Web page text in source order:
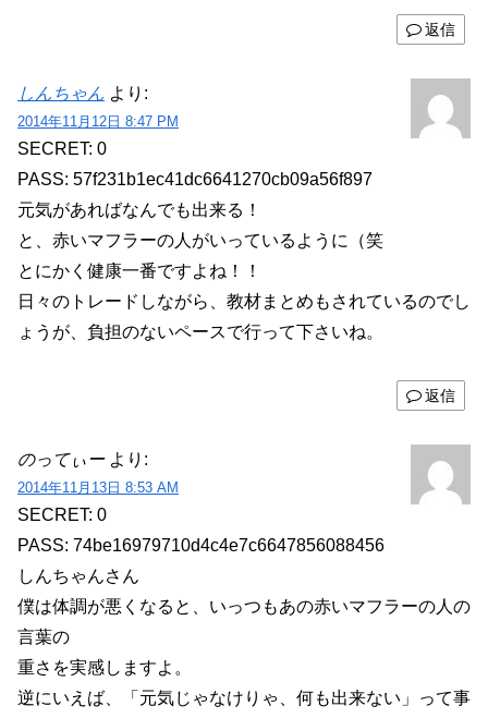
返信
しんちゃん より:
2014年11月12日 8:47 PM
SECRET: 0
PASS: 57f231b1ec41dc6641270cb09a56f897
元気があればなんでも出来る！
と、赤いマフラーの人がいっているように（笑
とにかく健康一番ですよね！！
日々のトレードしながら、教材まとめもされているのでし
ょうが、負担のないペースで行って下さいね。
返信
のってぃー より:
2014年11月13日 8:53 AM
SECRET: 0
PASS: 74be16979710d4c4e7c6647856088456
しんちゃんさん
僕は体調が悪くなると、いっつもあの赤いマフラーの人の
言葉の
重さを実感しますよ。
逆にいえば、「元気じゃなけりゃ、何も出来ない」って事